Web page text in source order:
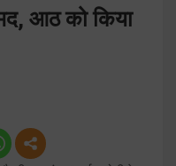
आठ को किया